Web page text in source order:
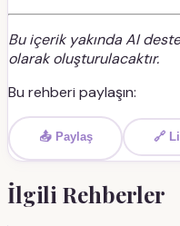
Bu içerik yakında AI
olarak oluşturulacaktır.
Bu rehberi paylaşın:
📤 Paylaş 🔗
İlgili Rehberler